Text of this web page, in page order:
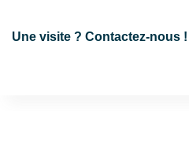
Une visite ? Contactez-nous !